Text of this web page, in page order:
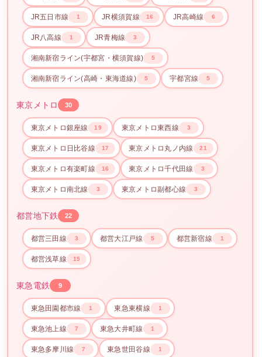
JR五日市線 1 JR横須賀線 16 JR高崎線 6
JR八高線 1 JR青梅線 3
湘南新宿ライン(宇都宮・横須賀線) 5
湘南新宿ライン(高崎・東海道線) 5 宇都宮線 5
東京メトロ 30
東京メトロ銀座線 19 東京メトロ東西線 3
東京メトロ日比谷線 17 東京メトロ丸ノ内線 21
東京メトロ有楽町線 16 東京メトロ千代田線 3
東京メトロ南北線 3 東京メトロ副都心線 3
都営地下鉄 22
都営三田線 3 都営大江戸線 5 都営新宿線 1
都営浅草線 15
東急電鉄 9
東急田園都市線 1 東急東横線 1
東急池上線 7 東急大井町線 1
東急多摩川線 7 東急世田谷線 1